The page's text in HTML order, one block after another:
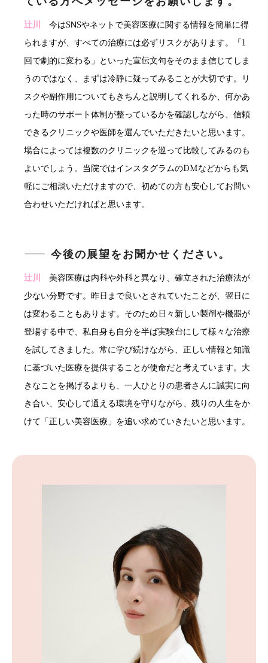
辻川
今はSNSやネットで美容医療に関する情報を簡単に得
られますが、すべての治療には必ずリスクがあります。「1
回で劇的に変わる」といった宣伝文句をそのまま信じてしま
うのではなく、まずは冷静に疑ってみることが大切です。リ
スクや副作用についてもきちんと説明してくれるか、何かあ
った時のサポート体制が整っているかを確認しながら、信頼
できるクリニックや医師を選んでいただきたいと思います。
場合によっては複数のクリニックを巡って比較してみるのも
よいでしょう。当院ではインスタグラムのDMなどからも気
軽にご相談いただけますので、初めての方も安心してお問い
合わせいただければと思います。
―― 今後の展望をお聞かせください。
辻川
美容医療は内科や外科と異なり、確立された治療法が
少ない分野です。昨日まで良いとされていたことが、翌日に
は変わることもあります。そのため日々新しい製剤や機器が
登場する中で、私自身も自分を半ば実験台にして様々な治療
を試してきました。常に学び続けながら、正しい情報と知識
に基づいた医療を提供することが使命だと考えています。大
きなことを掲げるよりも、一人ひとりの患者さんに誠実に向
き合い、安心して通える環境を守りながら、残りの人生をか
けて「正しい美容医療」を追い求めていきたいと思います。